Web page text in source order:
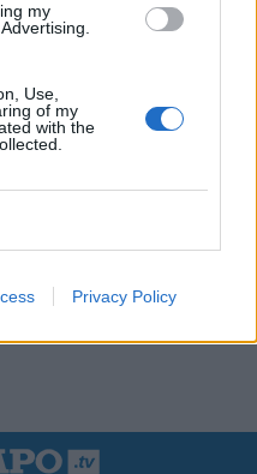
my
Use,
of my
with the
Privacy Policy